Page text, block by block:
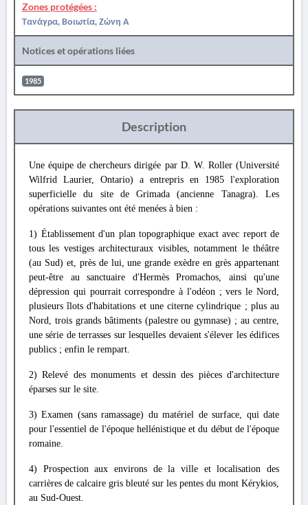
Zones protégées :
Τανάγρα, Βοιωτία, Ζώνη Α
Notices et opérations liées
1985
Description
Une équipe de chercheurs dirigée par D. W. Roller (Université
Wilfrid Laurier, Ontario) a entrepris en 1985 l'exploration
superficielle du site de Grimada (ancienne Tanagra). Les
opérations suivantes ont été menées à bien :
1) Établissement d'un plan topographique exact avec report de
tous les vestiges architecturaux visibles, notamment le théâtre
(au Sud) et, près de lui, une grande exèdre en grès appartenant
peut-être au sanctuaire d'Hermès Promachos, ainsi qu'une
dépression qui pourrait correspondre à l'odéon ; vers le Nord,
plusieurs îlots d'habitations et une citerne cylindrique ; plus au
Nord, trois grands bâtiments (palestre ou gymnase) ; au centre,
une série de terrasses sur lesquelles devaient s'élever les édifices
publics ; enfin le rempart.
2) Relevé des monuments et dessin des pièces d'architecture
éparses sur le site.
3) Examen (sans ramassage) du matériel de surface, qui date
pour l'essentiel de l'époque hellénistique et du début de l'époque
romaine.
4) Prospection aux environs de la ville et localisation des
carrières de calcaire gris bleuté sur les pentes du mont Kérykios,
au Sud-Ouest.